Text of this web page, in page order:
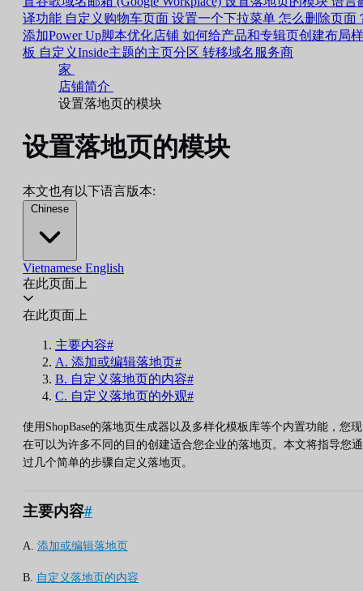
译功能 自定义购物车页面 设置一个下拉菜单 怎么删除页面
添加Power Up脚本优化店铺 如何给产品和专辑页创建布局样
板 自定义Inside主题的主页分区 转移域名服务商
家
店铺简介
设置落地页的模块
设置落地页的模块
本文也有以下语言版本:
Chinese
Vietnamese English
在此页面上
在此页面上
主要内容#
A. 添加或编辑落地页#
B. 自定义落地页的内容#
C. 自定义落地页的外观#
使用ShopBase的落地页生成器以及多样化模板库等个内置功能，您现
在可以为许多不同的目的创建适合您企业的落地页。本文将指导您通
过几个简单的步骤自定义落地页。
主要内容#
A. 添加或编辑落地页
B. 自定义落地页的内容